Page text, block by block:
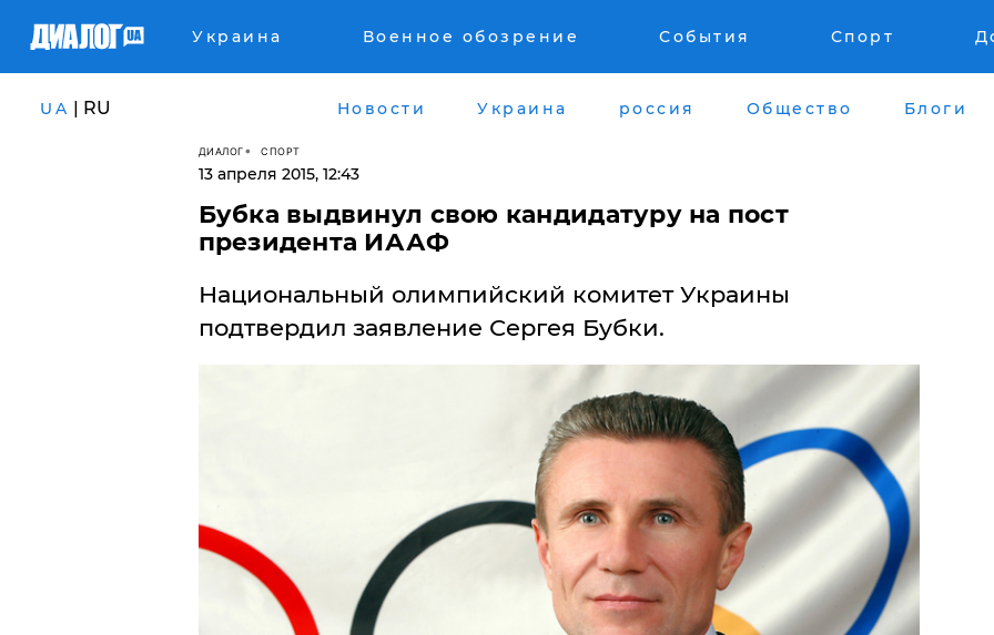
Украина Военное обозрение События Спорт
UA | RU Новости Украина россия Общество Блоги
ДИАЛОГ СПОРТ
13 апреля 2015, 12:43
Бубка выдвинул свою кандидатуру на пост
президента ИААФ
Национальный олимпийский комитет Украины
подтвердил заявление Сергея Бубки.